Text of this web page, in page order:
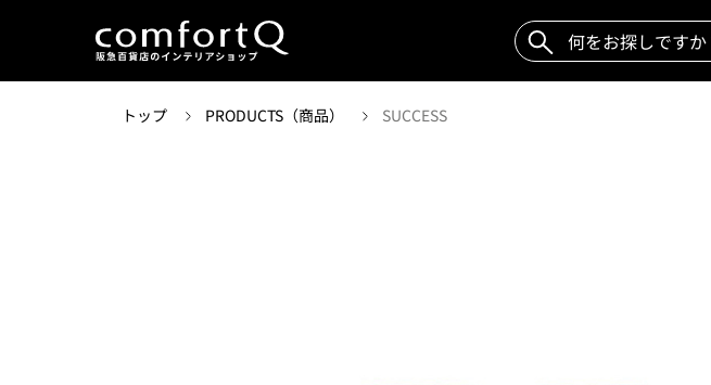
トップ PRODUCTS（商品） SUCCESS